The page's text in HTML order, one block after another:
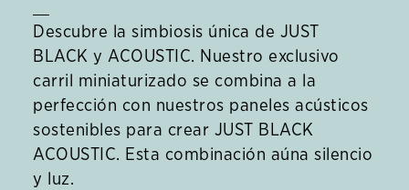
Descubre la simbiosis única de JUST
BLACK y ACOUSTIC. Nuestro exclusivo
carril miniaturizado se combina a la
perfección con nuestros paneles acústicos
sostenibles para crear JUST BLACK
ACOUSTIC. Esta combinación aúna silencio
y luz.